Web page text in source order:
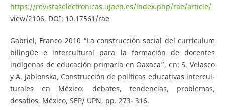
https://revistaselectronicas.ujaen.es/index.php/rae/article/
view/2106, DOI: 10.17561/rae
Gabriel, Franco 2010 “La construcción social del curriculum
bilingüe e intercultural para la formación de docentes
indígenas de educación primaria en Oaxaca”, en: S. Velasco
y A. Jablonska, Construcción de políticas educativas intercul-
turales en México: debates, tendencias, problemas,
desafíos, México, SEP/ UPN, pp. 273- 316.